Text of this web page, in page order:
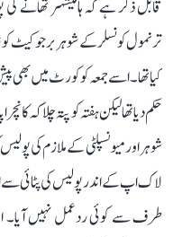
قابل ذکر ہے کہ ہالیشہر تھانے کی
ترنمول کونسلر کے شوہر برجو کیٹ
شوہر اور میونسپلٹی کے ملازم کی
لاک اپ کے اندر پولیس کی پٹائی
طرف سے کوئی ردعمل نہیں آیا۔